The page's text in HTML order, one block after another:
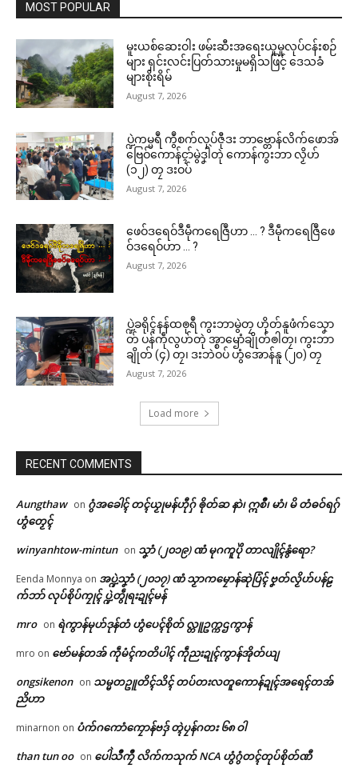
MOST POPULAR
မူးယစ်ဆေးဝါး ဖမ်းဆီးအရေးယူမှုလုပ်ငန်းစဉ်
များ ရှင်းလင်းပြတ်သားမှုမရှိသဖြင့် ဒေသခံ
များစိုးရိမ်
August 7, 2026
ပ္ဍဲကမ္မရဳ ကွဳစက်လုပ်ဇီုဒး ဘာဗ္တောန်လိက်ဖောအ်
ဗြေဝ်ကောန်ၚာ်မွဲဒၞါဲတုဲ ကောန်ကွးဘာ လၟိဟ်
(၁၂) တၠ ဒးဝပ်
August 7, 2026
ဖေဝ်ဒရေဝ်ဒဳမဵုကရေဇြဳဟာ … ? ဒဳမဵုကရေဇြဳဖေ
ဝ်ဒရေဝ်ဟာ … ?
August 7, 2026
ပ္ဍဲခရိုၚ်နန်ထၜုရဳ ကွးဘာမွဲတၠ ဟိုတ်နူဖံက်သၞော
တ် ပန်ကဵုလွဟ်တုဲ အ္စာၝောံချိုတ်ၜါတၠ၊ ကွးဘာ
ချိုတ် (၄) တၠ၊ ဒးဘဲဝပ် ဟွံအောန်နူ (၂၀) တၠ
August 7, 2026
Load more
RECENT COMMENTS
Aungthaw on ဂွံအခေါၚ် တၚ်ယၟုမန်ဟီုဂှ် ၜိုတ်ဆ နာဲ၊ ဣစဳ၊ မာံ၊ မိ တံဓဝ်ရဂှ်
ဟွံတၟေၚ်
winyanhtow-mintun on သၞာံ (၂၀၁၉) ဏံ မုဂကူပိုဲ တာလျိုၚ်နွံရော?
Eenda Monnya on အပ္ဍဲသၞာံ (၂၀၁၇) ဏံ သၟာကမၠောန်ဆုဲပြံၚ် ဗၞတ်လၟိဟ်ပန်ဠ
က်ဘာ် လုပ်စိုပ်ကၠုၚ် ပ္ဍဲတွဵုရးဍုၚ်မန်
mro on ရဲကွာန်မုဟ်ဒုန်တံ ဟွံပေၚ်စိုတ် လ္တူဥက္ကဌကွာန်
mro on ဗော်မန်တအ် ကဵုမံၚ်ကတိပါၚ် ကဵုညးဍုၚ်ကွာန်အိုတ်ယျ
ongsikenon on သမ္မတဥူတိၚ်သိၚ် တပ်တးလတူကောန်ဍုၚ်အရေၚ်တအ်
ညိဟာ
minarnon on ပံက်ဂကောံကၠောန်ဗဒှ် တ္ၚဲပၠန်ဂတး ၆၈ ဝါ
than tun oo on ပေါဲသဳကၠဳ လိက်ကသုက် NCA ဟွံဂွံတၚ်တုပ်စိုတ်ဏီ